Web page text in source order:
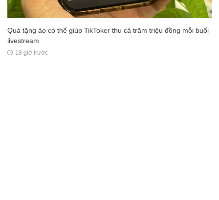
Quà tặng ảo có thể giúp TikToker thu cả trăm triệu đồng mỗi buổi
livestream
18 giờ trước